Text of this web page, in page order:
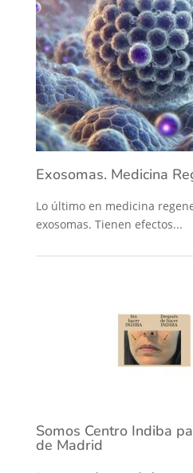
Exosomas. Medicina
Lo último en medicina
exosomas. Tienen efectos...
Somos Centro Indiba
de Madrid